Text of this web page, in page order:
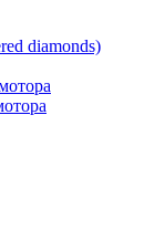
diamonds)